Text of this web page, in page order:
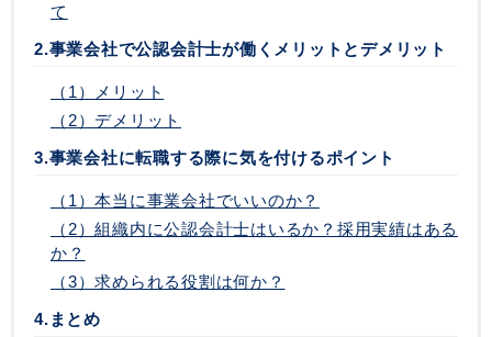
て
2.事業会社で公認会計士が働くメリットとデメリット
（1）メリット
（2）デメリット
3.事業会社に転職する際に気を付けるポイント
（1）本当に事業会社でいいのか？
（2）組織内に公認会計士はいるか？採用実績はある
か？
（3）求められる役割は何か？
4.まとめ